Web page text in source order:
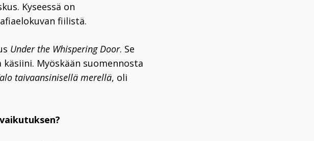
Kyseessä on
fiilistä.
Under the Whispering Door. Se
Myöskään suomennosta
taivaansinisellä merellä, oli